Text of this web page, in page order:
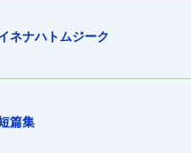
ネナハトムジーク
篇集